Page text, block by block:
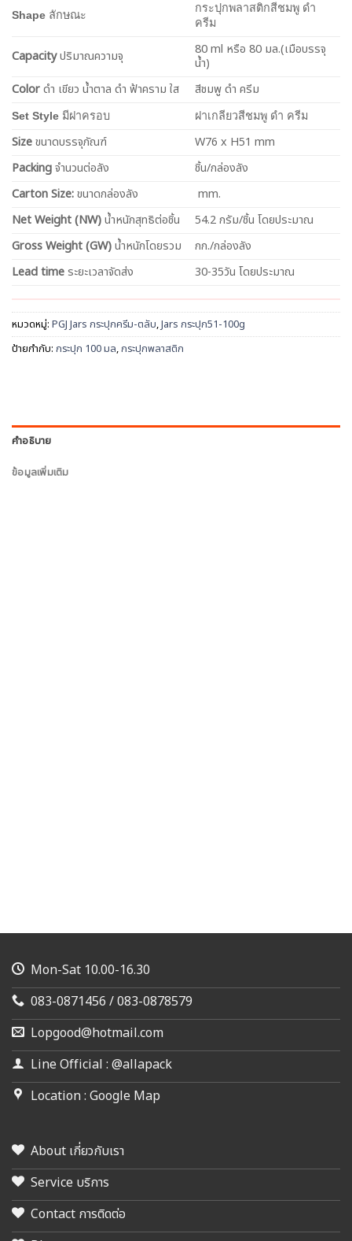
Shape ลักษณะ
กระปุกพลาสติกสีชมพู ดำ
ครีม
Capacityปริมาณความจุ
80 ml หรือ 80 มล.(เมือบรรจุ
น้ำ)
Colorดำ เขียว น้ำตาล ดำ ฟ้าคราม ใส สีชมพู ดำ ครีม
Set Style มีฝาครอบ ฝาเกลียวสีชมพู ดำ ครีม
Sizeขนาดบรรจุภัณฑ์
W76 x H51 mm
Packingจำนวนต่อลัง
ชิ้น/กล่องลัง
Carton Size:ขนาดกล่องลัง
mm.
NetWeight (NW)น้ำหนักสุทธิต่อชิ้น
54.2 กรัม/ชิ้น โดยประมาณ
Gross Weight (GW)น้ำหนักโดยรวม
กก./กล่องลัง
Lead time ระยะเวลาจัดส่ง 30-35วัน โดยประมาณ
หมวดหมู่: PGJ Jars กระปุกครีม-ตลับ,Jars กระปุก51-100g
ป้ายกำกับ: กระปุก 100 มล,กระปุกพลาสติก
คำอธิบาย
ข้อมูลเพิ่มเติม
Mon-Sat 10.00-16.30
083-0871456 / 083-0878579
Lopgood@hotmail.com
Line Official : @allapack
Location : Google Map
About เกี่ยวกับเรา
Service บริการ
Contact การติดต่อ